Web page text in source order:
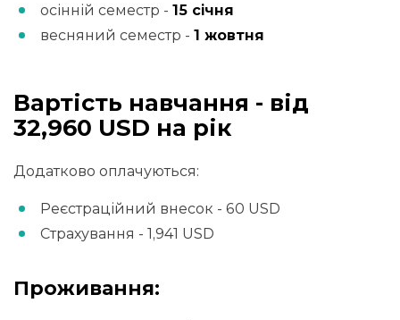
осінній семестр - 15 січня
весняний семестр - 1 жовтня
Вартість навчання - від
32,960 USD на рік
Додатково оплачуються:
Реєстраційний внесок - 60 USD
Страхування - 1,941 USD
Проживання: